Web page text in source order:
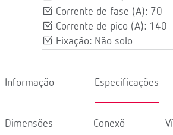
Corrente de fase (A): 70
Corrente de pico (A): 140
Fixação: Não solo
Informação Especificações
Dimensões Conexõ